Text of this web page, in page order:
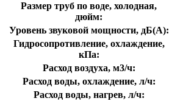
Размер труб по воде, холодная,
дюйм:
Уровень звуковой мощности, дБ(А):
Гидросопротивление, охлаждение,
кПа:
Расход воздуха, м3/ч:
Расход воды, охлаждение, л/ч:
Расход воды, нагрев, л/ч: